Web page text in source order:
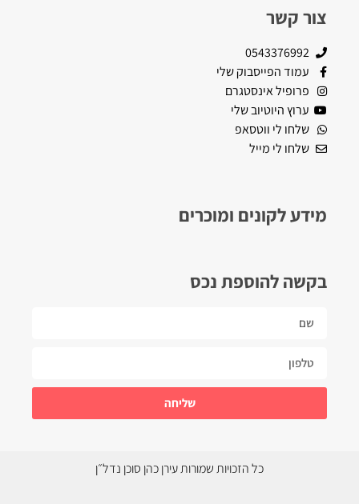
צור קשר
0543376992
עמוד הפייסבוק שלי
פרופיל אינסטגרם
ערוץ היוטיוב שלי
שלחו לי ווטסאפ
שלחו לי מייל
מידע לקונים ומוכרים
בקשה להוספת נכס
שליחה
כל הזכויות שמורות עירן כהן סוכן נדל״ן